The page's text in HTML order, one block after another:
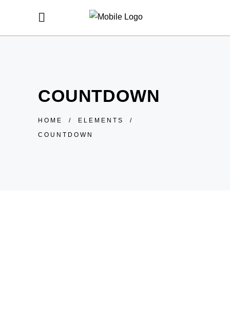
COUNTDOWN
HOME / ELEMENTS
/
COUNTDOWN